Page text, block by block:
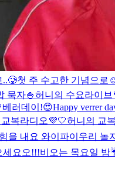
..🥲첫 주 수고한 기념으로
묵자🍚허니의 수요라이브
베러데이!😍Happy verrer
복라디오💜🤍허니의 교
힘을 내요 와이파이 우리 놀
세요오!!!비오는 목요일 밤